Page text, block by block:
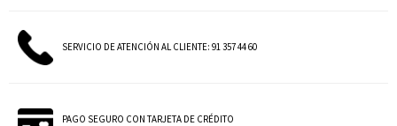
SERVICIO DE ATENCIÓN AL CLIENTE: 91 357 44 60
PAGO SEGURO CON TARJETA DE CRÉDITO